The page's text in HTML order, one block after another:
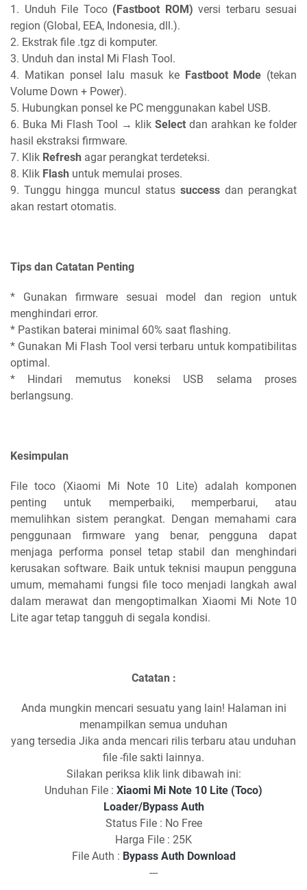
1. Unduh File Toco(Fastboot ROM) versi terbaru sesuai
region (Global, EEA, Indonesia, dll.).
2. Ekstrak file .tgz di komputer.
3. Unduh dan instal Mi Flash Tool.
4. Matikan ponsel lalu masuk ke Fastboot Mode (tekan
Volume Down + Power).
5. Hubungkan ponsel ke PC menggunakan kabel USB.
6. Buka Mi Flash Tool → klikSelect dan arahkan ke folder
hasil ekstraksi firmware.
7. Klik Refresh agar perangkat terdeteksi.
8. Klik Flash untuk memulai proses.
9. Tunggu hingga muncul status success dan perangkat
akan restart otomatis.
Tips dan Catatan Penting
* Gunakan firmware sesuai model dan region untuk
menghindari error.
* Pastikan baterai minimal 60% saat flashing.
* Gunakan Mi Flash Tool versi terbaru untuk kompatibilitas
optimal.
* Hindari memutus koneksi USB selama proses
berlangsung.
Kesimpulan
File toco (Xiaomi Mi Note 10 Lite) adalah komponen
penting untuk memperbaiki, memperbarui, atau
memulihkan sistem perangkat. Dengan memahami cara
penggunaan firmware yang benar, pengguna dapat
menjaga performa ponsel tetap stabil dan menghindari
kerusakan software. Baik untuk teknisi maupun pengguna
umum, memahami fungsi file toco menjadi langkah awal
dalam merawat dan mengoptimalkan Xiaomi Mi Note 10
Lite agar tetap tangguh di segala kondisi.
Catatan :
Anda mungkin mencari sesuatu yang lain! Halaman ini
menampilkan semua unduhan
yang tersedia Jika anda mencari rilis terbaru atau unduhan
file -file sakti lainnya.
Silakan periksa klik link dibawah ini:
Unduhan File : Xiaomi Mi Note 10 Lite (Toco)
Loader/Bypass Auth
Status File : No Free
Harga File : 25K
File Auth : Bypass Auth Download
---